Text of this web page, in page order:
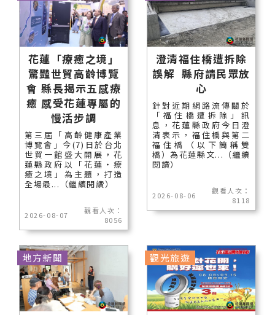
花蓮「療癒之境」
驚豔世貿高齡博覽
會 縣長揭示五感療
癒 感受花蓮專屬的
慢活步調
第三屆「高齡健康產業
博覽會」今(7)日於台北
世貿一館盛大開展，花
蓮縣政府以「花蓮‧療
癒之境」為主題，打造
全場最...（繼續閱讀）
2026-08-07
觀看人次：
8056
澄清福住橋遭拆除
誤解 縣府請民眾放
心
針對近期網路流傳關於
「福住橋遭拆除」訊
息，花蓮縣政府今日澄
清表示，福住橋與第二
福住橋（以下簡稱雙
橋）為花蓮縣文...（繼續
閱讀）
2026-08-06
觀看人次：
8118
地方新聞 觀光旅遊